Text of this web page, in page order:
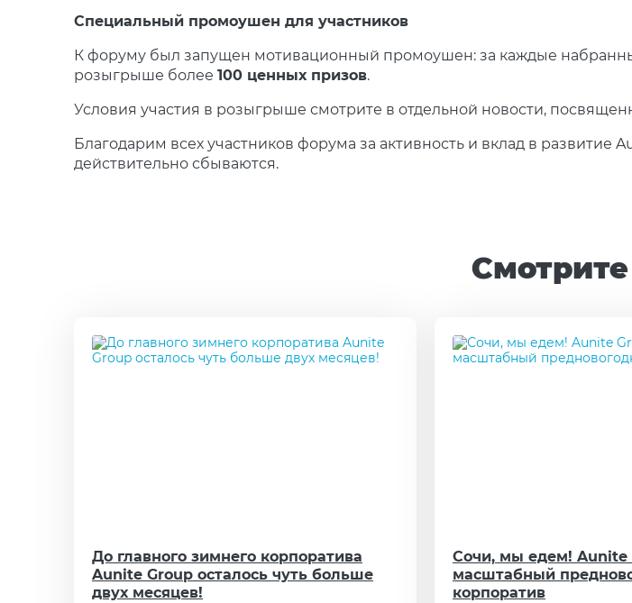
Специальный промоушен для участников
К форуму был запущен мотивационный промоушен: за каждые
розыгрыше более 100 ценных призов.
Условия участия в розыгрыше смотрите в отдельной новости,
Благодарим всех участников форума за активность и вклад в
действительно сбываются.
До главного зимнего корпоратива
Aunite Group осталось чуть больше
двух месяцев!
Сочи, мы едем! Aunite
масштабный
корпоратив